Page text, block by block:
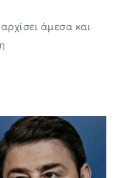
άμεσα και